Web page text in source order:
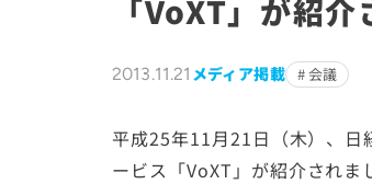
「VoXT」が紹介
2013.11.21 メディア掲載 会議
平成25年11月21日（木）、日
ービス「VoXT」が紹介されま